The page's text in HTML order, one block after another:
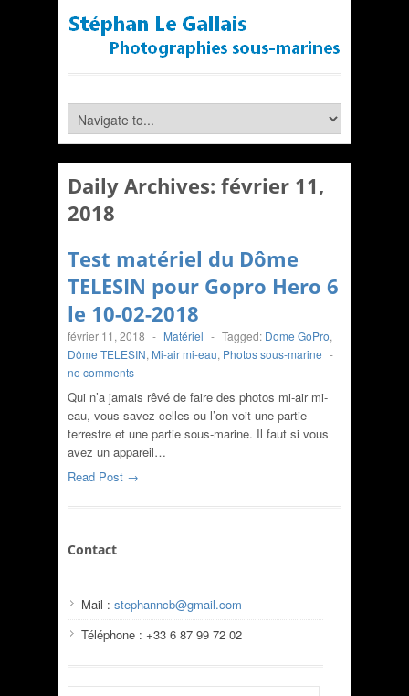
Daily Archives: février 11,
2018
Test matériel du Dôme
TELESIN pour Gopro Hero 6
le 10-02-2018
février 11, 2018 - Matériel - Tagged: Dome GoPro,
Dôme TELESIN, Mi-air mi-eau, Photos sous-marine -
no comments
Qui n’a jamais rêvé de faire des photos mi-air mi-
eau, vous savez celles ou l’on voit une partie
terrestre et une partie sous-marine. Il faut si vous
avez un appareil…
Read Post →
Contact
Mail : stephanncb@gmail.com
Téléphone : +33 6 87 99 72 02